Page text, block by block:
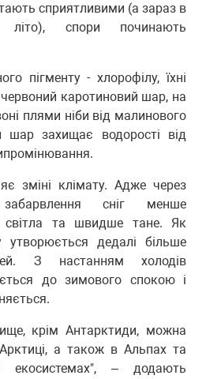
сприятливими (а зараз в
літо), спори починають
пігменту - хлорофілу, їхні
каротиновий шар, на
плями ніби від малинового
захищає водорості від
зміні клімату. Адже через
забарвлення сніг менше
світла та швидше тане. Як
дедалі більше
З настанням холодів
до зимового спокою і
крім Антарктиди, можна
а також в Альпах та
екосистемах", – додають